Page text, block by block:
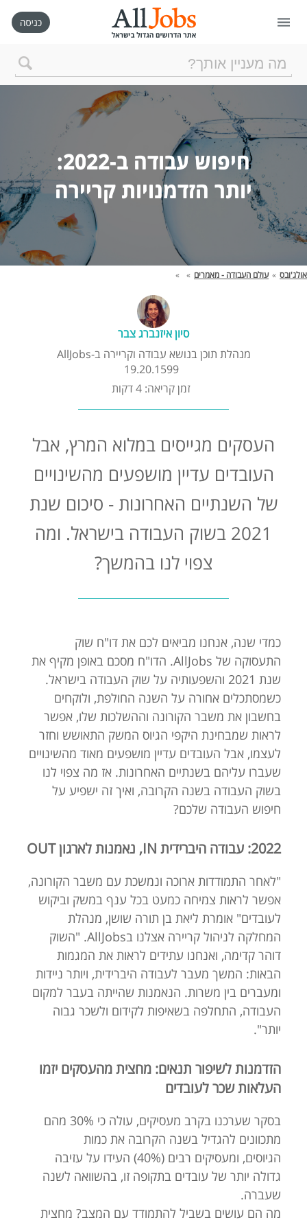
דף הבית
חיפוש חדש
ניהול החיפושים שלי
רכישת AllJobs VIP
כמה אתם שווים?
קורסים אונליין
שאלות נפוצות
התנתקות
יותר הזדמנויות קריירה
אולג'ובס » עולם העבודה - מאמרים »
»
סיון איזנברג צבר
מנהלת תוכן בנושא עבודה וקריירה ב-AllJobs
19.20.1599
זמן קריאה: 4 דקות
העסקים מגייסים במלוא המרץ, אבל
העובדים עדיין מושפעים מהשינויים
של השנתיים האחרונות - סיכום שנת
2021 בשוק העבודה בישראל. ומה
צפוי לנו בהמשך?
כמדי שנה, אנחנו מביאים לכם את דו"ח שוק
התעסוקה של AllJobs. הדו"ח מסכם באופן מקיף את
שנת 2021 והשפעותיה על שוק העבודה בישראל.
כשמסתכלים אחורה על השנה החולפת, ולוקחים
בחשבון את משבר הקורונה וההשלכות שלו, אפשר
לראות שמבחינת היקפי הגיוס המשק התאושש וחזר
לעצמו, אבל העובדים עדיין מושפעים מאוד מהשינויים
שעברו עליהם בשנתיים האחרונות. אז מה צפוי לנו
בשוק העבודה בשנה הקרובה, ואיך זה ישפיע על
חיפוש העבודה שלכם?
2022: עבודה היברידית IN, נאמנות לארגון OUT
"לאחר התמודדות ארוכה ונמשכת עם משבר הקורונה,
אפשר לראות צמיחה כמעט בכל ענף במשק וביקוש
לעובדים" אומרת ליאת בן תורה שושן, מנהלת
המחלקה לניהול קריירה אצלנו בAllJobs. "השוק
דוהר קדימה, ואנחנו עתידים לראות את המגמות
הבאות: המשך מעבר לעבודה היברידית, ויותר ניידות
ומעברים בין משרות. הנאמנות שהייתה בעבר למקום
העבודה, התחלפה בשאיפות לקידום ולשכר גבוה
יותר".
הזדמנות לשיפור תנאים: מחצית מהעסקים יזמו
העלאות שכר לעובדים
בסקר שערכנו בקרב מעסיקים, עולה כי 30% מהם
מתכוונים להגדיל בשנה הקרובה את כמות
הגיוסים, ומעסיקים רבים (40%) העידו על עזיבה
גדולה יותר של עובדים בתקופה זו, בהשוואה לשנה
שעברה.
מה הם עושים בשביל להתמודד עם המצב? מחצית